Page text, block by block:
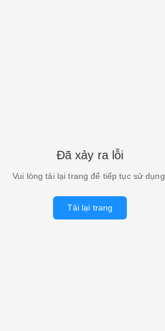
Đã xảy ra lỗi
Vui lòng tải lại trang để tiếp tục sử dụng.
Tải lại trang